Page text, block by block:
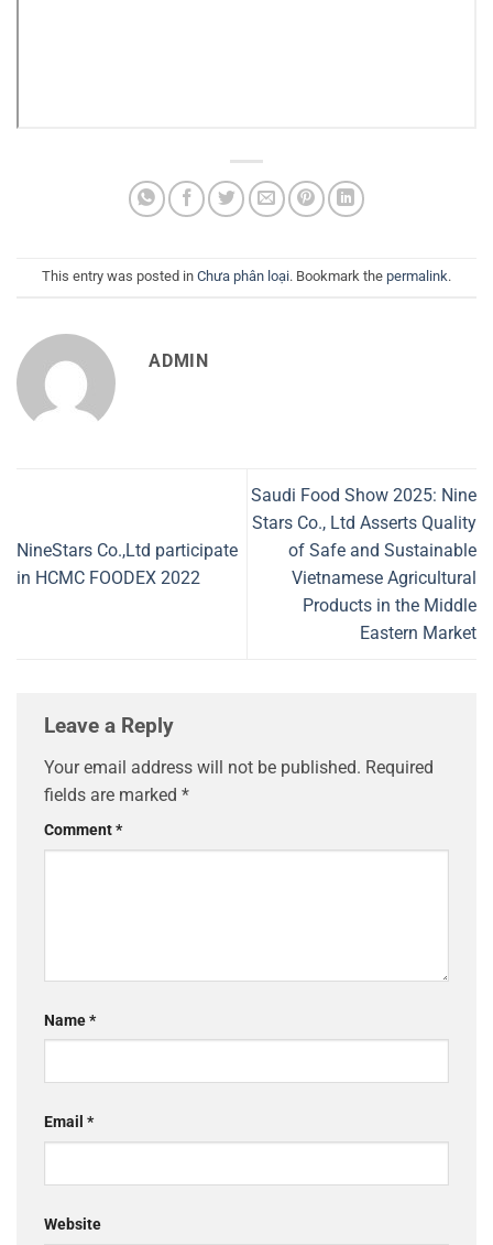
This entry was posted in Chưa phân loại. Bookmark the permalink.
ADMIN
NineStars Co.,Ltd participate
in HCMC FOODEX 2022
Saudi Food Show 2025: Nine
Stars Co., Ltd Asserts Quality
of Safe and Sustainable
Vietnamese Agricultural
Products in the Middle
Eastern Market
Leave a Reply
Your email address will not be published. Required
fields are marked *
Comment*
Name*
Email *
Website